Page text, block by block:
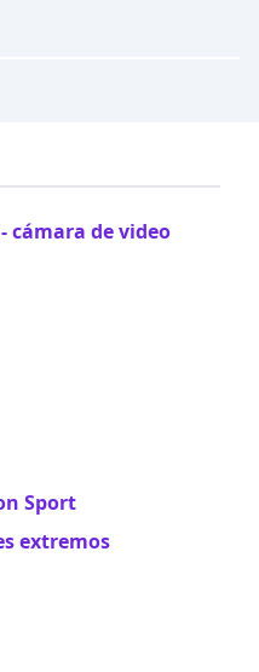
cámara de video
Sport
extremos